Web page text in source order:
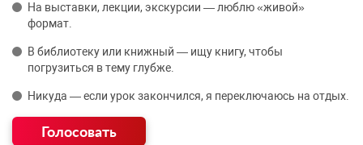
На выставки, лекции, экскурсии — люблю «живой»
формат.
В библиотеку или книжный — ищу книгу, чтобы
погрузиться в тему глубже.
Никуда — если урок закончился, я переключаюсь на отдых.